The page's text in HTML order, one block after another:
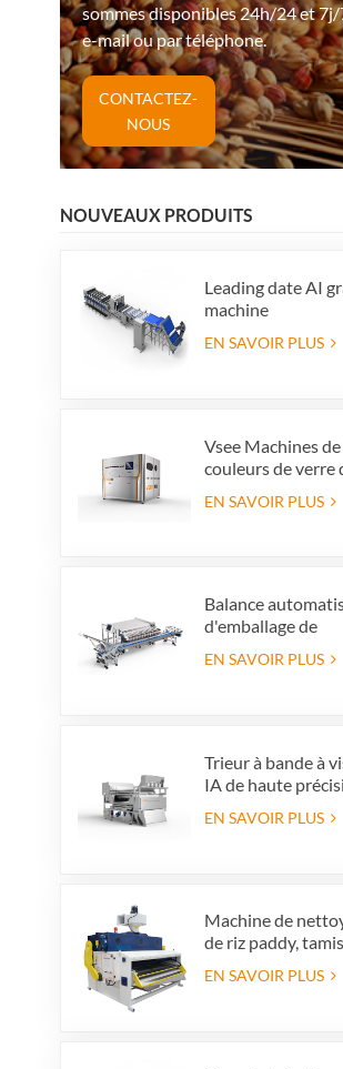
sommes disponibles 24h/24 et 7j/
e-mail ou par téléphone.
CONTACTEZ-
NOUS
NOUVEAUX PRODUITS
Leading date AI
machine
EN SAVOIR PLUS
Vsee Machines
couleurs de verre
couleur de couleur
EN SAVOIR PLUS
Balance
d'emballage de
de rejet intégré,
d'œuvre
EN SAVOIR PLUS
Trieur à bande à
IA de haute
EN SAVOIR PLUS
Machine de
de riz paddy, tamis
nettoyeur vibrant
EN SAVOIR PLUS